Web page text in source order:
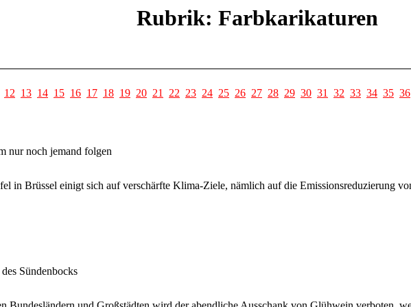
Rubrik: Farbkarikaturen
12 13 14 15 16 17 18 19 20 21 22 23 24 25 26 27 28 29 30 31 32 33 34 35 36
nur noch jemand folgen
in Brüssel einigt sich auf verschärfte Klima-Ziele, nämlich auf die Emissionsreduzierung
Sündenbocks